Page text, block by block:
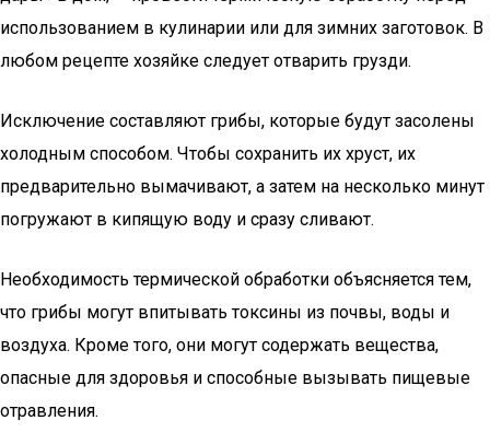
использованием в кулинарии или для зимних заготовок. В
любом рецепте хозяйке следует отварить грузди.
Исключение составляют грибы, которые будут засолены
холодным способом. Чтобы сохранить их хруст, их
предварительно вымачивают, а затем на несколько минут
погружают в кипящую воду и сразу сливают.
Необходимость термической обработки объясняется тем,
что грибы могут впитывать токсины из почвы, воды и
воздуха. Кроме того, они могут содержать вещества,
опасные для здоровья и способные вызывать пищевые
отравления.